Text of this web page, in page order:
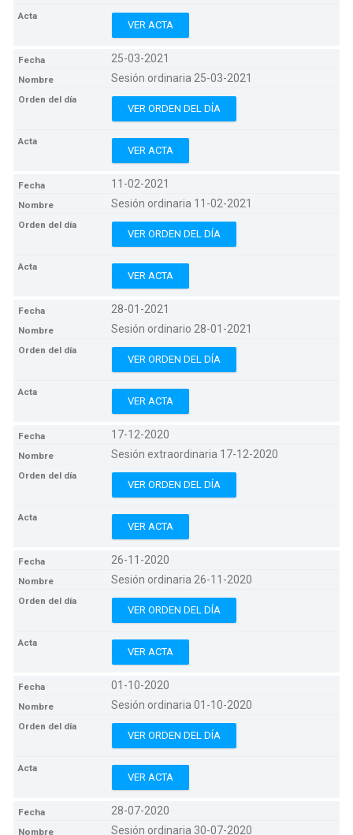
VER ACTA
25-03-2021
Sesión ordinaria 25-03-2021
VER ORDEN DEL DÍA
VER ACTA
11-02-2021
Sesión ordinaria 11-02-2021
VER ORDEN DEL DÍA
VER ACTA
28-01-2021
Sesión ordinario 28-01-2021
VER ORDEN DEL DÍA
VER ACTA
17-12-2020
Sesión extraordinaria 17-12-2020
VER ORDEN DEL DÍA
VER ACTA
26-11-2020
Sesión ordinaria 26-11-2020
VER ORDEN DEL DÍA
VER ACTA
01-10-2020
Sesión ordinaria 01-10-2020
VER ORDEN DEL DÍA
VER ACTA
28-07-2020
Sesión ordinaria 30-07-2020